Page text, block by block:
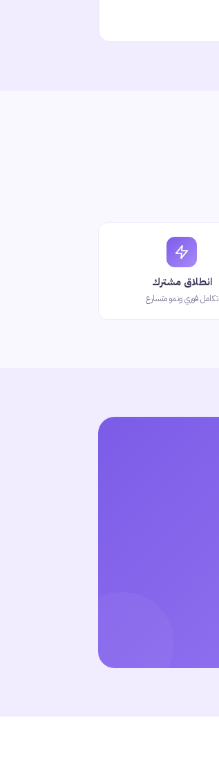
انطلاق مشترك
تكامل فوري ونمو متسارع